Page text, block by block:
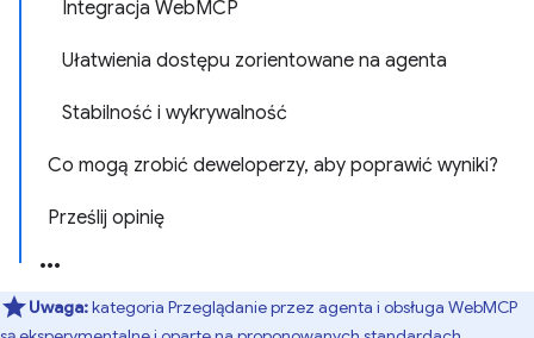
Integracja WebMCP
Ułatwienia dostępu zorientowane na agenta
Stabilność i wykrywalność
Co mogą zrobić deweloperzy, aby poprawić wyniki?
Prześlij opinię
Uwaga:kategoria Przeglądanie przez agenta i obsługa WebMCP